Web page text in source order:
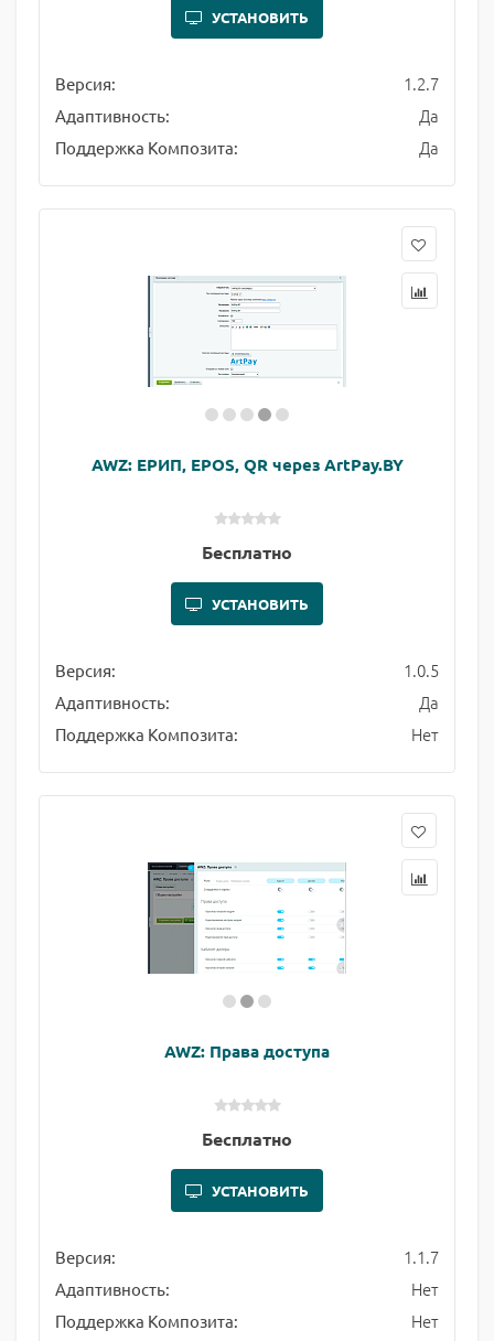
УСТАНОВИТЬ
Версия: 1.2.7
Адаптивность: Да
Поддержка Композита: Да
AWZ: ЕРИП, EPOS, QR через ArtPay.BY
Бесплатно
УСТАНОВИТЬ
Версия: 1.0.5
Адаптивность: Да
Поддержка Композита: Нет
AWZ: Права доступа
Бесплатно
УСТАНОВИТЬ
Версия: 1.1.7
Адаптивность: Нет
Поддержка Композита: Нет